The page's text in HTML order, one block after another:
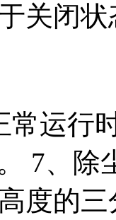
关闭
常运行
7、除
度的